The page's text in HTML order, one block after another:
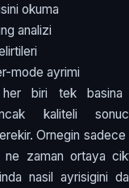
okuma
analizi
mode ayrimi
her biri tek
kaliteli
Ornegin
zaman ortaya
nasil ayrisigini